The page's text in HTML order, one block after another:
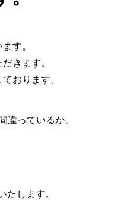
す。
きます。
おります。
違っているか、
たします。